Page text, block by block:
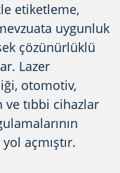
etiketleme,
uygunluk
çözünürlüklü
Lazer
otomotiv,
ve tıbbi cihazlar
açmıştır.